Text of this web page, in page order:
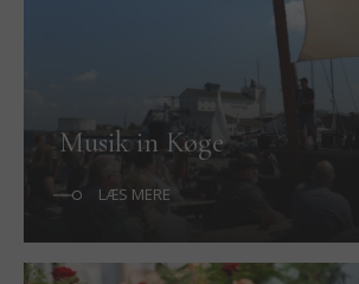
Musik in Køge
LÆS MERE